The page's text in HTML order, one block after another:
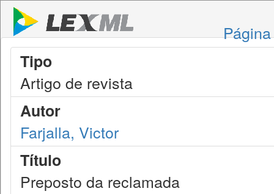
Tipo
Artigo de revista
Autor
Farjalla, Victor
Título
Preposto da reclamada